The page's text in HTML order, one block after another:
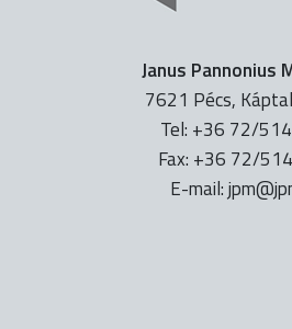
Janus Pannonius
7621 Pécs,
Tel: +36 72/
Fax: +36 72/
E-mail: